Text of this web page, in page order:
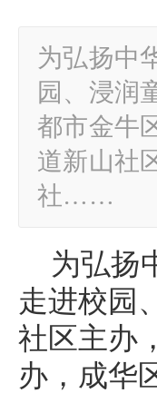
为弘扬中
园、浸润
都市金牛
道新山社
社……
为弘扬
走进校园
社区主办
办，成华